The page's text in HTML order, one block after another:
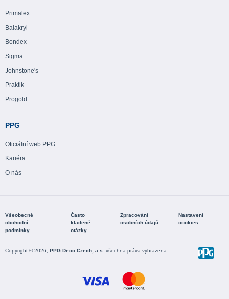
Primalex
Balakryl
Bondex
Sigma
Johnstone's
Praktik
Progold
PPG
Oficiální web PPG
Kariéra
O nás
Všeobecné
obchodní
podmínky
Často
kladené
otázky
Zpracování
osobních údajů
Nastavení
cookies
Copyright © 2026, PPG Deco Czech, a.s. všechna práva vyhrazena